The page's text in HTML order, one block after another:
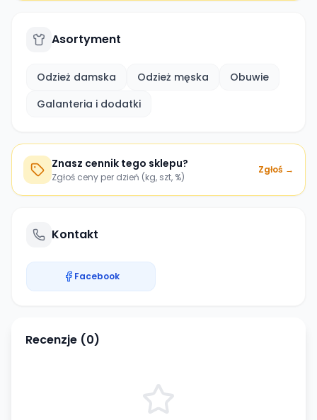
Asortyment
Odzież damska Odzież męska
Obuwie
Galanteria i dodatki
Znasz cennik tego sklepu?
Zgłoś ceny per dzień (kg, szt, %)
Zgłoś →
Kontakt
Facebook
Recenzje (0)